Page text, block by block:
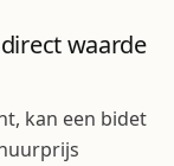
waarde
kan een bidet